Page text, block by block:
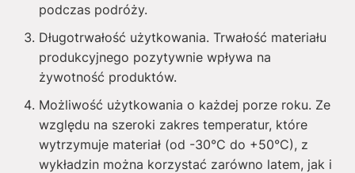
podczas podróży.
Długotrwałość użytkowania. Trwałość materiału
produkcyjnego pozytywnie wpływa na
żywotność produktów.
Możliwość użytkowania o każdej porze roku. Ze
względu na szeroki zakres temperatur, które
wytrzymuje materiał (od -30°C do +50°C), z
wykładzin można korzystać zarówno latem, jak i